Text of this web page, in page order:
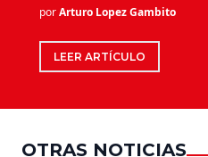
porArturo Lopez Gambito
LEER ARTÍCULO
OTRAS NOTICIAS